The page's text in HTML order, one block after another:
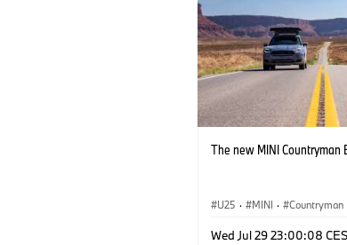
The new MINI
U25 · MINI · Countryman
Wed Jul 29 23:00:08